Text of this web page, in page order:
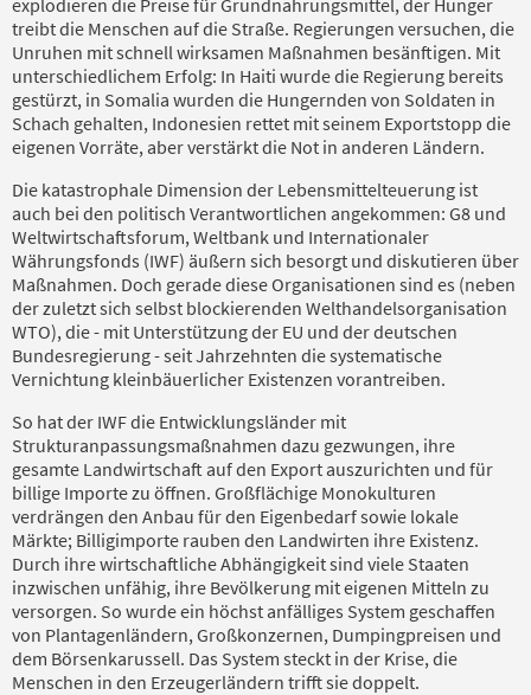
treibt die Menschen auf die Straße. Regierungen versuchen, die
Unruhen mit schnell wirksamen Maßnahmen besänftigen. Mit
unterschiedlichem Erfolg: In Haiti wurde die Regierung bereits
gestürzt, in Somalia wurden die Hungernden von Soldaten in
Schach gehalten, Indonesien rettet mit seinem Exportstopp die
eigenen Vorräte, aber verstärkt die Not in anderen Ländern.
Die katastrophale Dimension der Lebensmittelteuerung ist
auch bei den politisch Verantwortlichen angekommen: G8 und
Weltwirtschaftsforum, Weltbank und Internationaler
Währungsfonds (IWF) äußern sich besorgt und diskutieren über
Maßnahmen. Doch gerade diese Organisationen sind es (neben
der zuletzt sich selbst blockierenden Welthandelsorganisation
WTO), die - mit Unterstützung der EU und der deutschen
Bundesregierung - seit Jahrzehnten die systematische
Vernichtung kleinbäuerlicher Existenzen vorantreiben.
So hat der IWF die Entwicklungsländer mit
Strukturanpassungsmaßnahmen dazu gezwungen, ihre
gesamte Landwirtschaft auf den Export auszurichten und für
billige Importe zu öffnen. Großflächige Monokulturen
verdrängen den Anbau für den Eigenbedarf sowie lokale
Märkte; Billigimporte rauben den Landwirten ihre Existenz.
Durch ihre wirtschaftliche Abhängigkeit sind viele Staaten
inzwischen unfähig, ihre Bevölkerung mit eigenen Mitteln zu
versorgen. So wurde ein höchst anfälliges System geschaffen
von Plantagenländern, Großkonzernen, Dumpingpreisen und
dem Börsenkarussell. Das System steckt in der Krise, die
Menschen in den Erzeugerländern trifft sie doppelt.